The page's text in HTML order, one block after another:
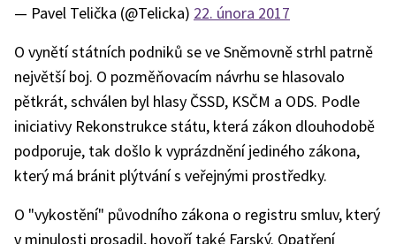
— Pavel Telička (@Telicka) 22. února 2017
O vynětí státních podniků se ve Sněmovně strhl patrně
největší boj. O pozměňovacím návrhu se hlasovalo
pětkrát, schválen byl hlasy ČSSD, KSČM a ODS. Podle
iniciativy Rekonstrukce státu, která zákon dlouhodobě
podporuje, tak došlo k vyprázdnění jediného zákona,
který má bránit plýtvání s veřejnými prostředky.
O "vykostění" původního zákona o registru smluv, který
v minulosti prosadil, hovoří také Farský. Opatření